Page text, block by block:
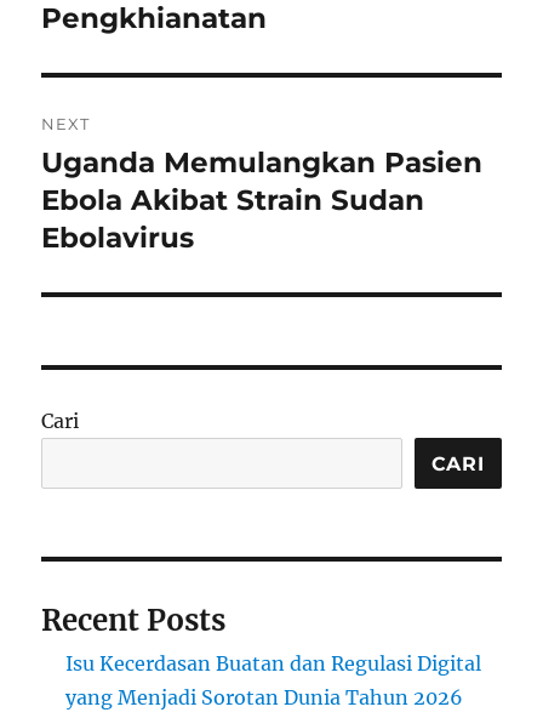
Pengkhianatan
NEXT
Next
post:
Uganda Memulangkan Pasien
Ebola Akibat Strain Sudan
Ebolavirus
Cari
CARI
Recent Posts
Isu Kecerdasan Buatan dan Regulasi Digital
yang Menjadi Sorotan Dunia Tahun 2026